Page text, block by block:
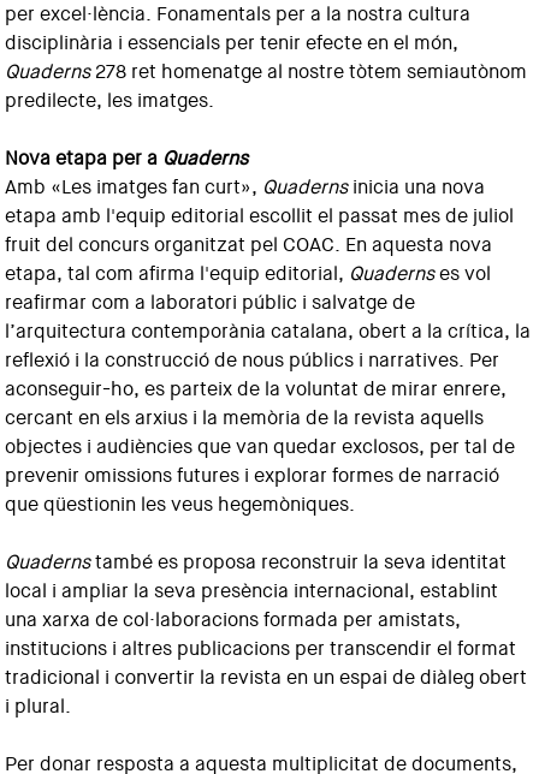
per excel·lència. Fonamentals per a la nostra cultura
disciplinària i essencials per tenir efecte en el món,
Quaderns278 ret homenatge al nostre tòtem semiautònom
predilecte, les imatges.
Nova etapa per a Quaderns
Amb «Les imatges fan curt», Quadernsinicia una nova
etapa amb l'equip editorial escollit el passat mes de juliol
fruit del concurs organitzat pel COAC. En aquesta nova
etapa, tal com afirma l'equip editorial, Quadernses vol
reafirmar com a laboratori públic i salvatge de
l’arquitectura contemporània catalana, obert a la crítica, la
reflexió i la construcció de nous públics i narratives. Per
aconseguir-ho, es parteix de la voluntat de mirar enrere,
cercant en els arxius i la memòria de la revista aquells
objectes i audiències que van quedar exclosos, per tal de
prevenir omissions futures i explorar formes de narració
que qüestionin les veus hegemòniques.
Quadernstambé es proposa reconstruir la seva identitat
local i ampliar la seva presència internacional, establint
una xarxa de col·laboracions formada per amistats,
institucions i altres publicacions per transcendir el format
tradicional i convertir la revista en un espai de diàleg obert
i plural.
Per donar resposta a aquesta multiplicitat de documents,